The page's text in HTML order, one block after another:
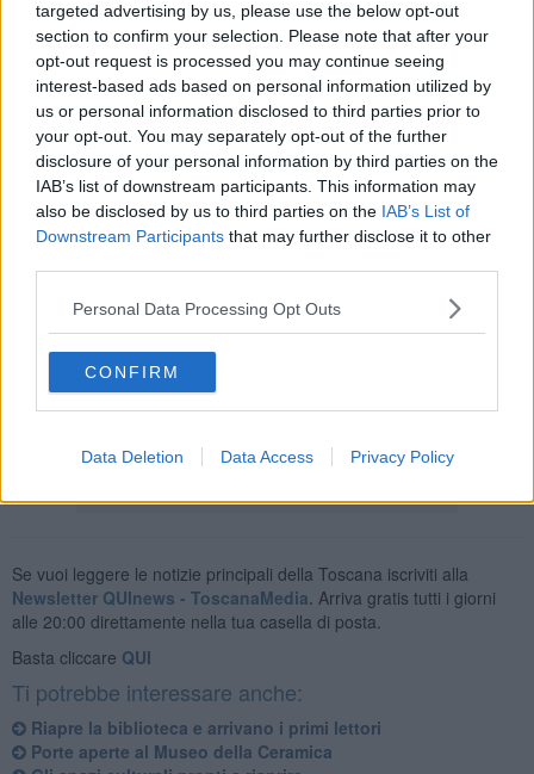
targeted advertising by us, please use the below opt-out
section to confirm your selection. Please note that after your
opt-out request is processed you may continue seeing
interest-based ads based on personal information utilized by
us or personal information disclosed to third parties prior to
your opt-out. You may separately opt-out of the further
disclosure of your personal information by third parties on the
IAB’s list of downstream participants. This information may
also be disclosed by us to third parties on the IAB’s List of
Downstream Participants that may further disclose it to other
Personal Data Processing Opt Outs
CONFIRM
Data Deletion Data Access Privacy Policy
CAPRAIA E LIMITE — Lunedì 25 maggio la biblioteca comunale
"Pablo Neruda"di Capraia e Limite riapre per il prestito e la
restituzione solo su appuntamento.
Il servizio sarà attivo in questo orario: Lunedì; martedì; mercoledì e
giovedì 15.30 – 19.00
Sarà possibile prendere in prestito solo libri presenti nella biblioteca
locale in quanto il servizio di prestito interbibliotecario è sospeso
fino a data da destinarsi.
L'utente dovrà indicare tramite e-mail o telefono i materiali richiesti
che potranno essere ritirati su appuntamento, dopo conferma, nel
tempo più breve possibile.
Anche per la sola restituzione è necessario fissare un
appuntamento, tramite e-mail o telefono. Questo per garantire
Se vuoi leggere le notizie principali della Toscana iscriviti alla
Newsletter QUInews - ToscanaMedia. Arriva gratis tutti i giorni
alle 20:00 direttamente nella tua casella di posta.
Basta cliccare QUI
Ti potrebbe interessare anche:
Riapre la biblioteca e arrivano i primi lettori
Porte aperte al Museo della Ceramica